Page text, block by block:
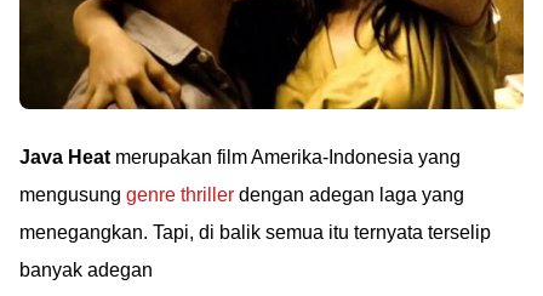
Java Heat merupakan film Amerika-Indonesia yang
mengusung genre thriller dengan adegan laga yang
menegangkan. Tapi, di balik semua itu ternyata terselip
banyak adegan